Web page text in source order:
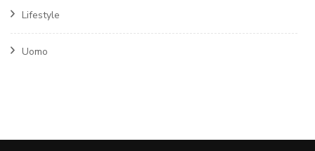
Lifestyle
Uomo